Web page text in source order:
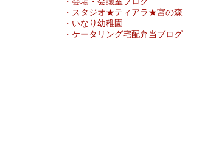
・スタジオ★ティアラ★宮の森
・いなり幼稚園
・ケータリング宅配弁当ブログ